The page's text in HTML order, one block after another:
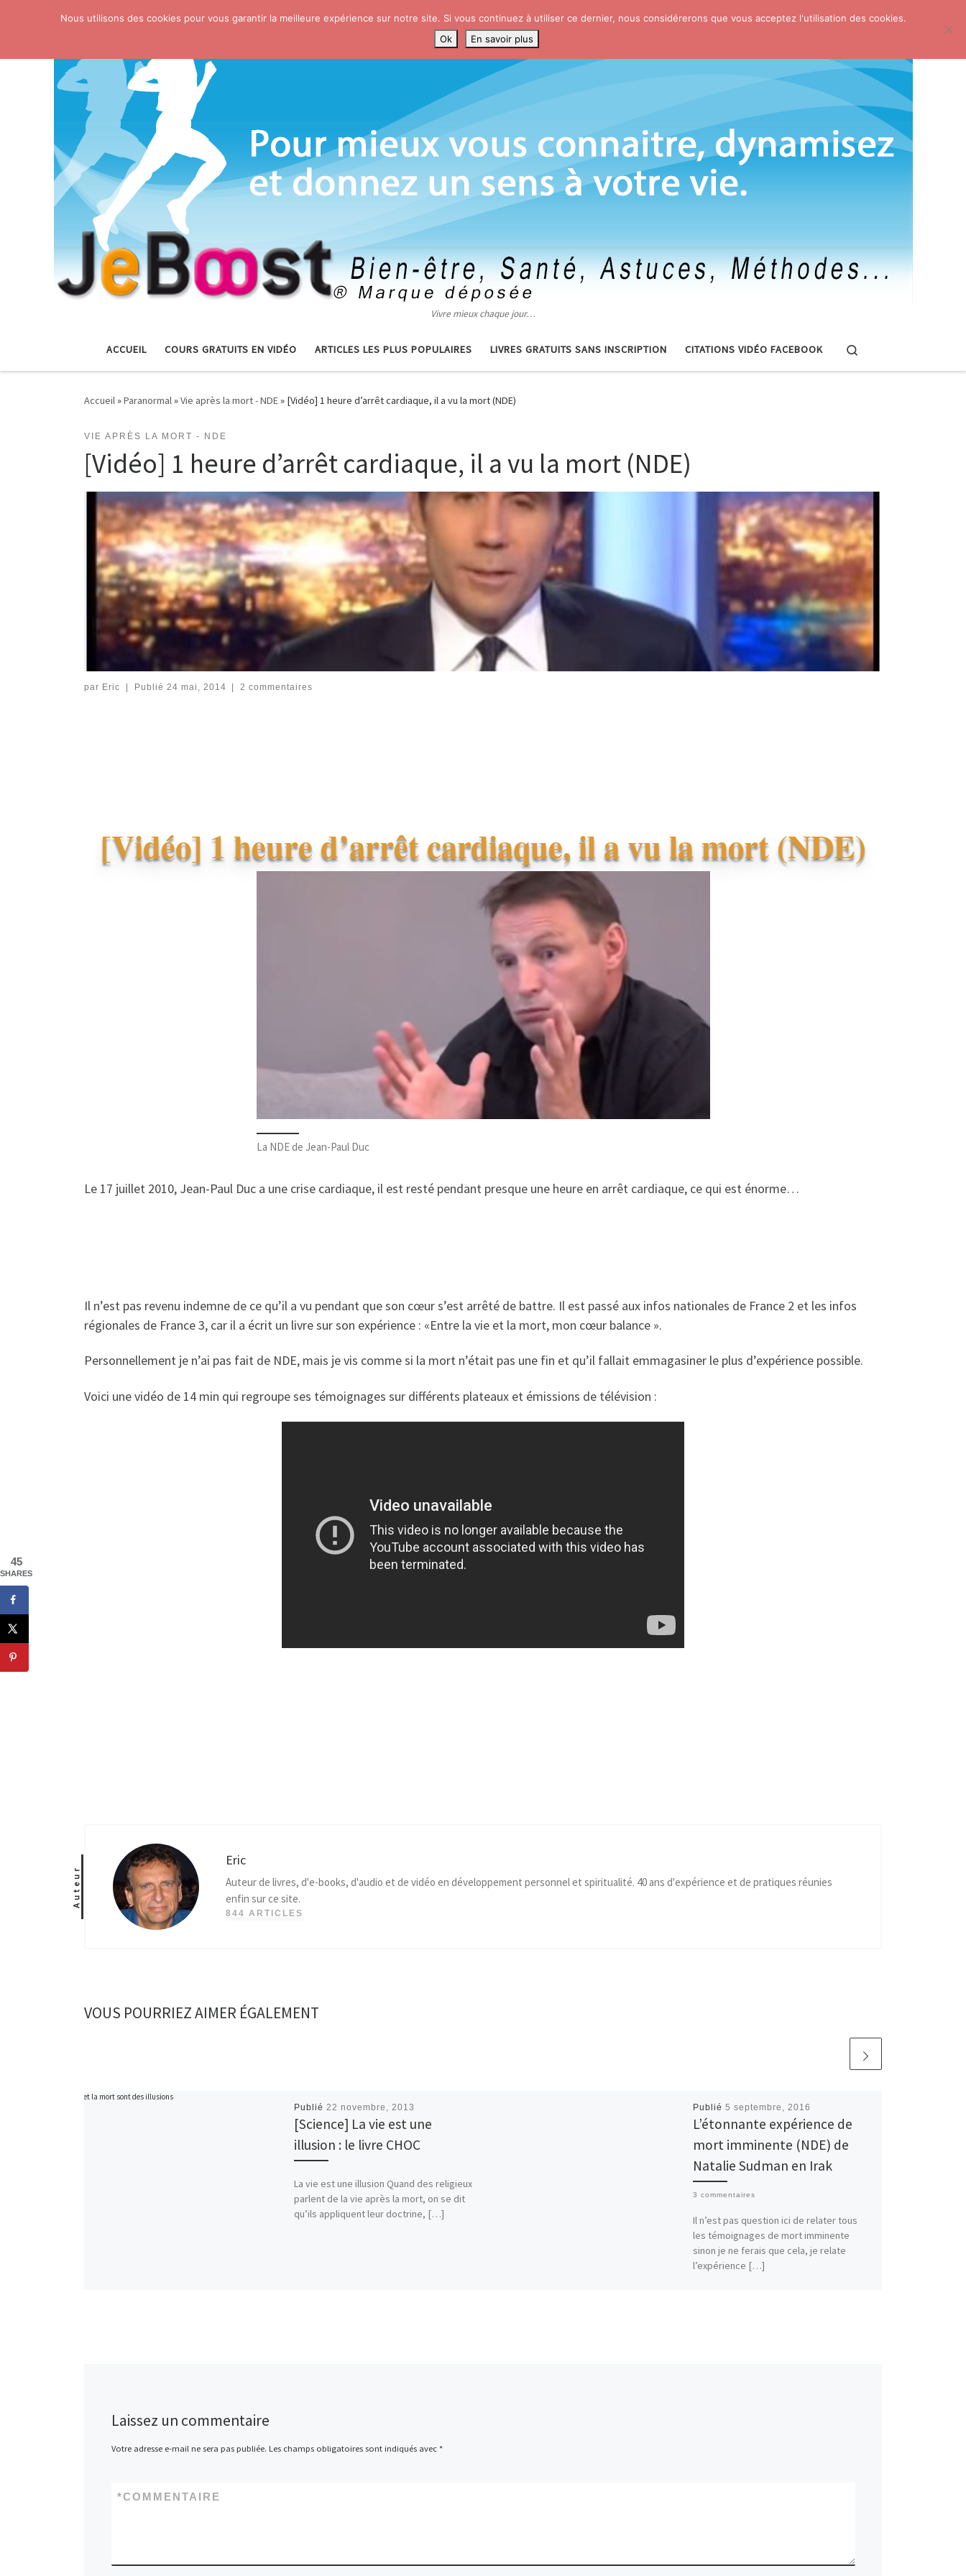
Skip to content
Vivre mieux chaque jour…
ACCUEIL COURS GRATUITS EN VIDÉO ARTICLES LES PLUS POPULAIRES LIVRES GRATUITS SANS INSCRIPTION CITATIONS VIDÉO FACEBOOK
Accueil»Paranormal»Vie après la mort - NDE» [Vidéo] 1 heure d’arrêt cardiaque, il a vu la mort (NDE)
VIE APRÈS LA MORT - NDE
[Vidéo] 1 heure d’arrêt cardiaque, il a vu la mort (NDE)
par Eric Publié 24 mai, 2014 2 commentaires
[Vidéo] 1 heure d’arrêt cardiaque, il a vu la mort (NDE)
La NDE de Jean-Paul Duc
Le 17 juillet 2010, Jean-Paul Duc a une crise cardiaque, il est resté pendant presque une heure en arrêt cardiaque, ce qui est énorme…
Il n’est pas revenu indemne de ce qu’il a vu pendant que son cœur s’est arrêté de battre. Il est passé aux infos nationales de France 2 et les infos
régionales de France 3, car il a écrit un livre sur son expérience : «Entre la vie et la mort, mon cœur balance ».
Personnellement je n’ai pas fait de NDE, mais je vis comme si la mort n’était pas une fin et qu’il fallait emmagasiner le plus d’expérience possible.
Voici une vidéo de 14 min qui regroupe ses témoignages sur différents plateaux et émissions de télévision :
Auteur
Eric
Auteur de livres, d'e-books, d'audio et de vidéo en développement personnel et spiritualité. 40 ans d'expérience et de pratiques réunies
enfin sur ce site.
844 ARTICLES
VOUS POURRIEZ AIMER ÉGALEMENT
Publié 22 novembre, 2013
[Science] La vie est une
illusion : le livre CHOC
La vie est une illusion Quand des religieux
parlent de la vie après la mort, on se dit
qu’ils appliquent leur doctrine, […]
Publié 5 septembre, 2016
L’étonnante expérience de
mort imminente (NDE) de
Natalie Sudman en Irak
3 commentaires
Il n’est pas question ici de relater tous
les témoignages de mort imminente
sinon je ne ferais que cela, je relate
l’expérience […]
Laissez un commentaire
Votre adresse e-mail ne sera pas publiée. Les champs obligatoires sont indiqués avec *
COMMENTAIRE
*
45
SHARES
Nous utilisons des cookies pour vous garantir la meilleure expérience sur notre site. Si vous continuez à utiliser ce dernier, nous considérerons que vous acceptez l'utilisation des cookies.
Ok
En savoir plus